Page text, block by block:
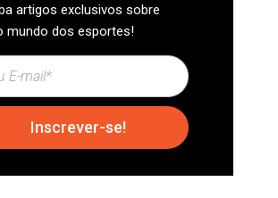
artigos exclusivos sobre
mundo dos esportes!
Inscrever-se!